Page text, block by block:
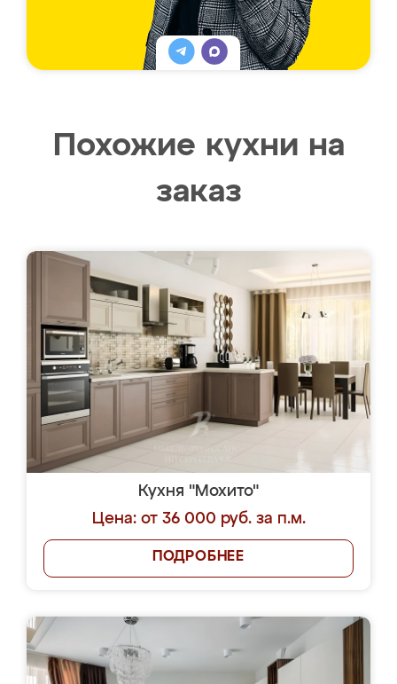
Похожие кухни на
заказ
Кухня "Мохито"
Цена: от 36 000 руб. за п.м.
ПОДРОБНЕЕ